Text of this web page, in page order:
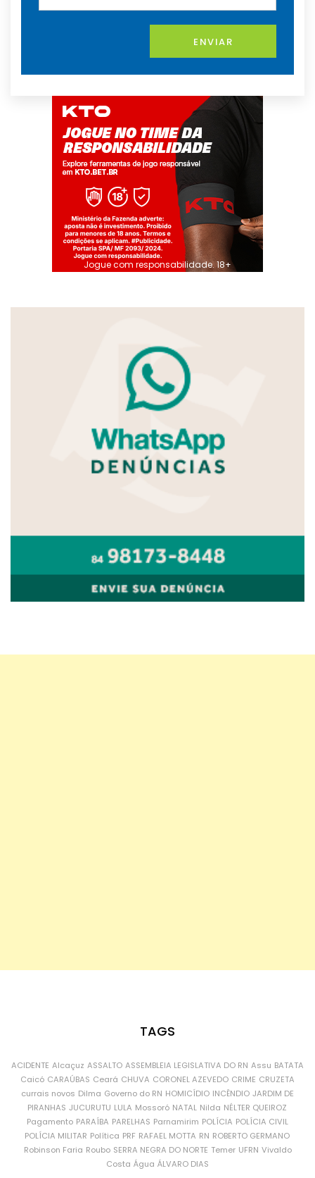
ENVIAR
Jogue com responsabilidade. 18+
TAGS
ACIDENTE Alcaçuz ASSALTO ASSEMBLEIA LEGISLATIVA DO RN Assu BATATA
Caicó CARAÚBAS Ceará CHUVA CORONEL AZEVEDO CRIME CRUZETA
currais novos Dilma Governo do RN HOMICÍDIO INCÊNDIO JARDIM DE
PIRANHAS JUCURUTU LULA Mossoró NATAL Nilda NÉLTER QUEIROZ
Pagamento PARAÍBA PARELHAS Parnamirim POLÍCIA POLÍCIA CIVIL
POLÍCIA MILITAR Política PRF RAFAEL MOTTA RN ROBERTO GERMANO
Robinson Faria Roubo SERRA NEGRA DO NORTE Temer UFRN Vivaldo
Costa Água ÁLVARO DIAS